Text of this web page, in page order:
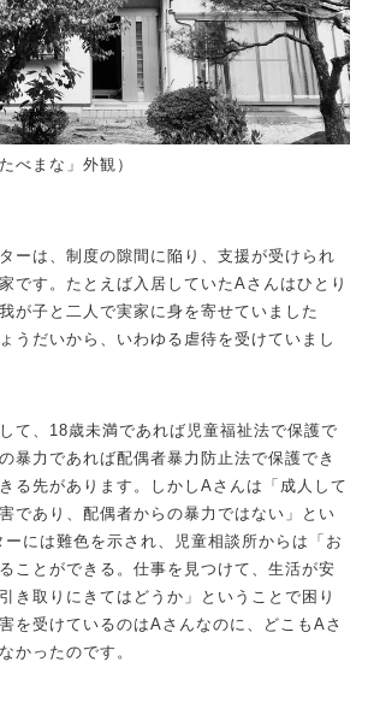
べまな」外観）
ーは、制度の隙間に陥り、支援が受けられ
です。たとえば入居していたAさんはひとり
が子と二人で実家に身を寄せていました
うだいから、いわゆる虐待を受けていまし
て、18歳未満であれば児童福祉法で保護で
暴力であれば配偶者暴力防止法で保護でき
る先があります。しかしAさんは「成人して
であり、配偶者からの暴力ではない」とい
ーには難色を示され、児童相談所からは「お
ことができる。仕事を見つけて、生活が安
き取りにきてはどうか」ということで困り
を受けているのはAさんなのに、どこもAさ
かったのです。